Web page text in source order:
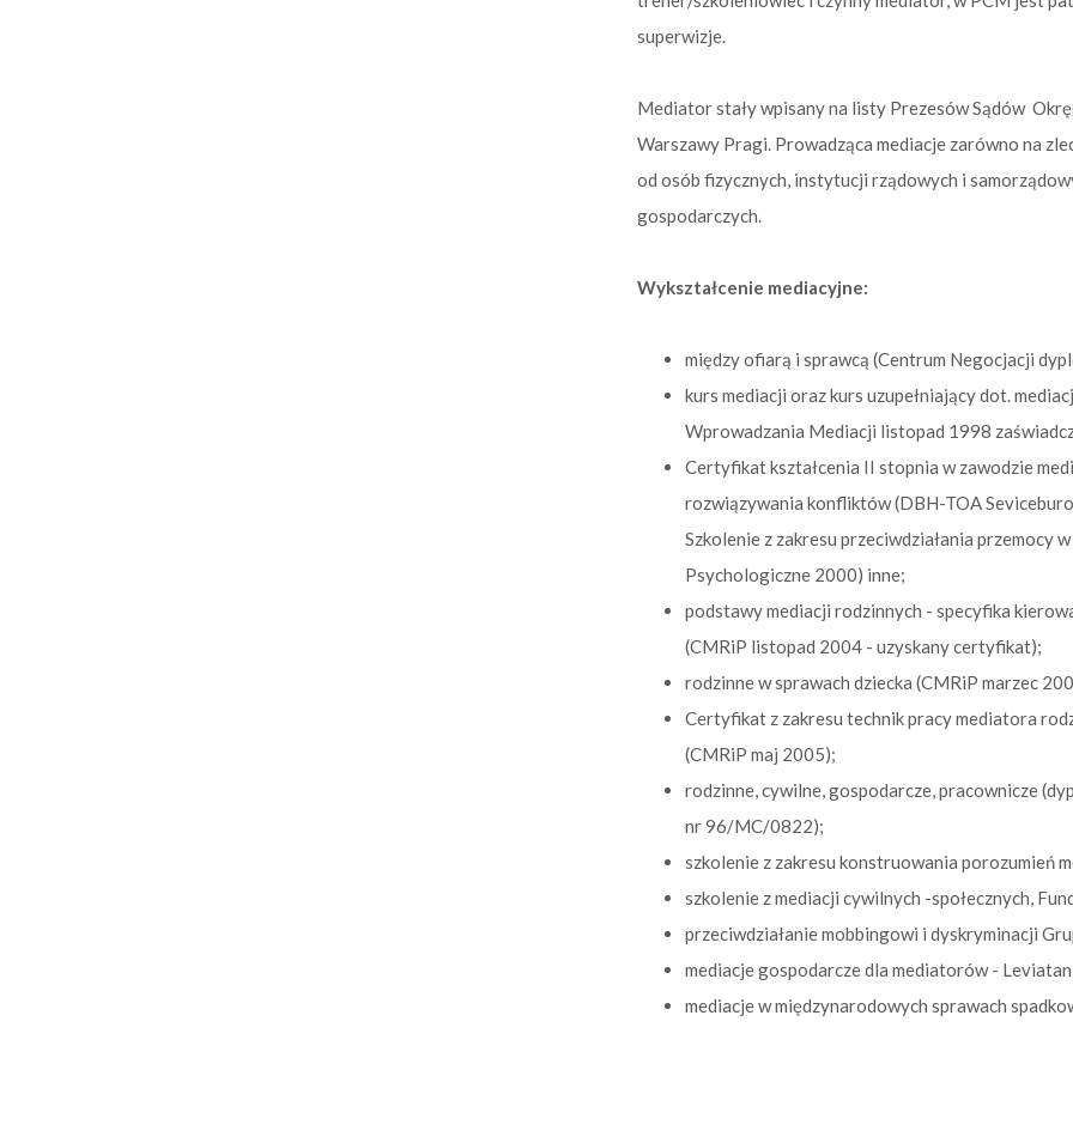
superwizje.
Mediator stały wpisany na listy Prezesów Sądów
Warszawy Pragi. Prowadząca mediacje zarówno na
od osób fizycznych, instytucji rządowych i
gospodarczych.
Wykształcenie mediacyjne:
między ofiarą i sprawcą (Centrum Negocjacji
kurs mediacji oraz kurs uzupełniający dot.
Wprowadzania Mediacji listopad 1998
Certyfikat kształcenia II stopnia w zawodzie
rozwiązywania konfliktów (DBH-TOA
Szkolenie z zakresu przeciwdziałania przemocy
Psychologiczne 2000) inne;
podstawy mediacji rodzinnych - specyfika
(CMRiP listopad 2004 - uzyskany certyfikat);
rodzinne w sprawach dziecka (CMRiP marzec
Certyfikat z zakresu technik pracy mediatora
(CMRiP maj 2005);
rodzinne, cywilne, gospodarcze, pracownicze
nr 96/MC/0822);
szkolenie z zakresu konstruowania porozumień
szkolenie z mediacji cywilnych -społecznych,
przeciwdziałanie mobbingowi i dyskryminacji
mediacje gospodarcze dla mediatorów -
mediacje w międzynarodowych sprawach